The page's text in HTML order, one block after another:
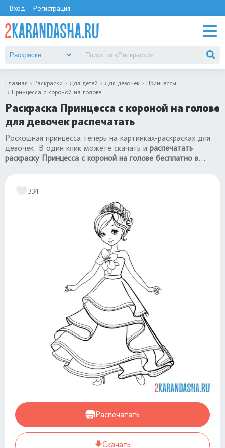
Вход Регистрация
Главная Раскраски Для детей Для девочек
Принцессы
Принцесса с короной на голове
Раскраска Принцесса с короной на голове
для девочек распечатать
Роскошная принцесса теперь на картинках-раскрасках для
девочек. В один клик можете скачать и распечатать
раскраску Принцесса с короной на голове бесплатно в
334
Распечатать
Скачать